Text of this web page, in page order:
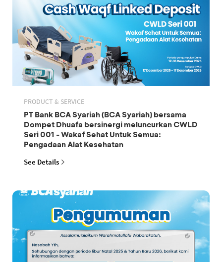
PRODUCT & SERVICE
PT Bank BCA Syariah (BCA Syariah) bersama
Dompet Dhuafa bersinergi meluncurkan CWLD
Seri 001 - Wakaf Sehat Untuk Semua:
Pengadaan Alat Kesehatan
See Details